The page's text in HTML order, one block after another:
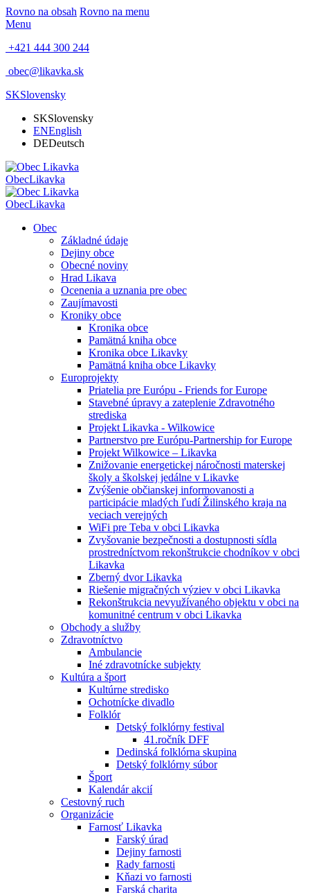
Rovno na obsah Rovno na menu
Menu
+421 444 300 244
obec@likavka.sk
SKSlovensky
SKSlovensky
ENEnglish
DEDeutsch
ObecLikavka
ObecLikavka
Obec
Základné údaje
Dejiny obce
Obecné noviny
Hrad Likava
Ocenenia a uznania pre obec
Zaujímavosti
Kroniky obce
Kronika obce
Pamätná kniha obce
Kronika obce Likavky
Pamätná kniha obce Likavky
Europrojekty
Priatelia pre Európu - Friends for Europe
Stavebné úpravy a zateplenie Zdravotného
strediska
Projekt Likavka - Wilkowice
Partnerstvo pre Európu-Partnership for Europe
Projekt Wilkowice – Likavka
Znižovanie energetickej náročnosti materskej
školy a školskej jedálne v Likavke
Zvýšenie občianskej informovanosti a
participácie mladých ľudí Žilinského kraja na
veciach verejných
WiFi pre Teba v obci Likavka
Zvyšovanie bezpečnosti a dostupnosti sídla
prostredníctvom rekonštrukcie chodníkov v obci
Likavka
Zberný dvor Likavka
Riešenie migračných výziev v obci Likavka
Rekonštrukcia nevyužívaného objektu v obci na
komunitné centrum v obci Likavka
Obchody a služby
Zdravotníctvo
Ambulancie
Iné zdravotnícke subjekty
Kultúra a šport
Kultúrne stredisko
Ochotnícke divadlo
Folklór
Detský folklórny festival
41.ročník DFF
Dedinská folklórna skupina
Detský folklórny súbor
Šport
Kalendár akcií
Cestovný ruch
Organizácie
Farnosť Likavka
Farský úrad
Dejiny farnosti
Rady farnosti
Kňazi vo farnosti
Farská charita